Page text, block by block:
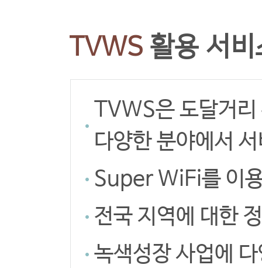
TVWS 활용 서비
TVWS은 도달거리
다양한 분야에서
Super WiFi를 이
전국 지역에 대한
녹색성장 사업에